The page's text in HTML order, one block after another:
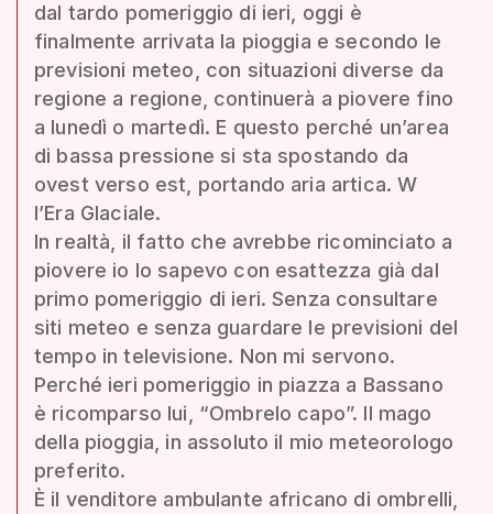
dal tardo pomeriggio di ieri, oggi è
finalmente arrivata la pioggia e secondo le
previsioni meteo, con situazioni diverse da
regione a regione, continuerà a piovere fino
a lunedì o martedì. E questo perché un’area
di bassa pressione si sta spostando da
ovest verso est, portando aria artica. W
l’Era Glaciale.
In realtà, il fatto che avrebbe ricominciato a
piovere io lo sapevo con esattezza già dal
primo pomeriggio di ieri. Senza consultare
siti meteo e senza guardare le previsioni del
tempo in televisione. Non mi servono.
Perché ieri pomeriggio in piazza a Bassano
è ricomparso lui, “Ombrelo capo”. Il mago
della pioggia, in assoluto il mio meteorologo
preferito.
È il venditore ambulante africano di ombrelli,